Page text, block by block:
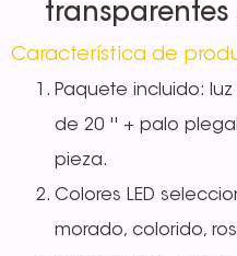
Característica de
Paquete incluido: luz
de 20 '' + palo
pieza.
Colores LED
morado, colorido,